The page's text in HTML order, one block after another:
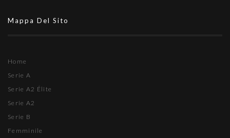
Mappa Del Sito
Home
Serie A
Serie A2 Élite
Serie A2
Serie B
Femminile